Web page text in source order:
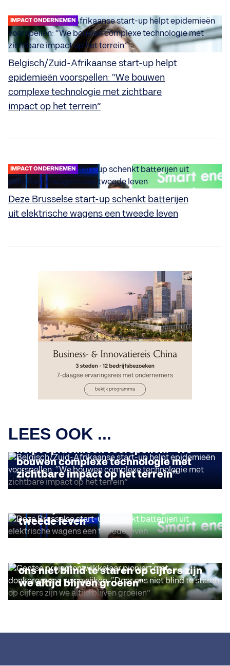
IMPACT ONDERNEMEN
Belgisch/Zuid-Afrikaanse start-up helpt
epidemieën voorspellen: “We bouwen
complexe technologie met zichtbare
impact op het terrein”
IMPACT ONDERNEMEN
Deze Brusselse start-up schenkt batterijen
uit elektrische wagens een tweede leven
LEES OOK ...
Belgisch/Zuid-Afrikaanse start-up
helpt epidemieën voorspellen: “We
bouwen complexe technologie met
zichtbare impact op het terrein”
IMPACT ONDERNEMEN
tweede leven
DUURZAAM ONDERNEMEN
ons niet blind te staren op cijfers zijn
we altijd blijven groeien”